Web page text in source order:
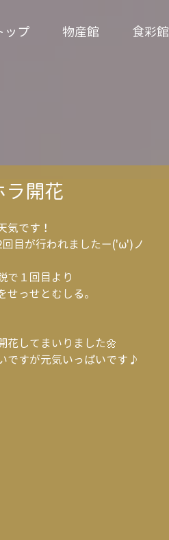
ップ 物産館 食彩館
ラ開花
気です！
目が行われましたー('ω')ノ
で１回目より
っせとむしる。
花してまいりました🌼
ですが元気いっぱいです♪